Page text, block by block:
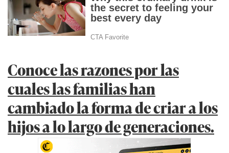
Conoce las razones por las
cuales las familias han
cambiado la forma de criar a los
hijos a lo largo de generaciones.